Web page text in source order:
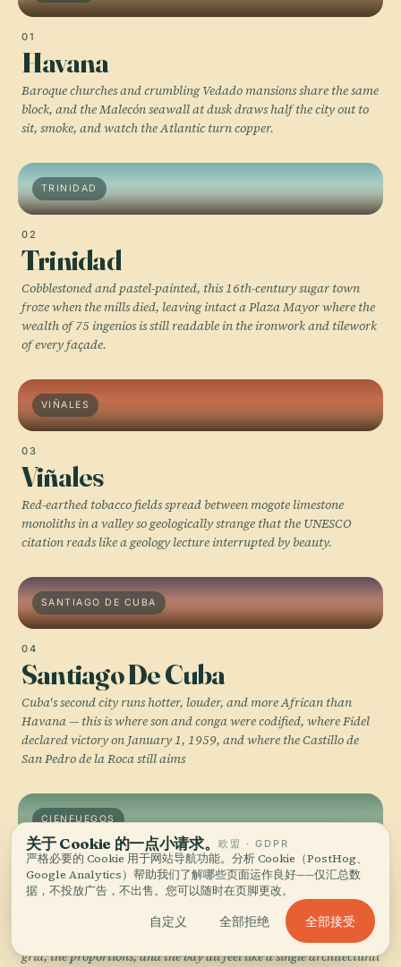
01
Havana
Baroque churches and crumbling Vedado mansions share the same
block, and the Malecón seawall at dusk draws half the city out to
sit, smoke, and watch the Atlantic turn copper.
TRINIDAD
02
Trinidad
Cobblestoned and pastel-painted, this 16th-century sugar town
froze when the mills died, leaving intact a Plaza Mayor where the
wealth of 75 ingenios is still readable in the ironwork and tilework
of every façade.
VIÑALES
03
Viñales
Red-earthed tobacco fields spread between mogote limestone
monoliths in a valley so geologically strange that the UNESCO
citation reads like a geology lecture interrupted by beauty.
SANTIAGO DE CUBA
04
Santiago De Cuba
Cuba's second city runs hotter, louder, and more African than
Havana — this is where son and conga were codified, where Fidel
declared victory on January 1, 1959, and where the Castillo de
San Pedro de la Roca still aims
CIENFUEGOS
05
Cienfuegos
French Creole settlers platted this 19th-century port with
Neoclassical precision, producing the only city in Cuba where the
grid, the proportions, and the bay all feel like a single architectural
关于 Cookie 的一点小请求。欧盟 · GDPR
严格必要的 Cookie 用于网站导航功能。分析 Cookie（PostHog、
Google Analytics）帮助我们了解哪些页面运作良好——仅汇总数
据，不投放广告，不出售。您可以随时在页脚更改。
自定义 全部拒绝 全部接受